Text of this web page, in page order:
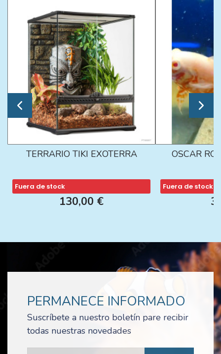
TERRARIO TIKI EXOTERRA
Fuera de stock
130,00 €
OSCAR
Fuera de stock
PERMANECE INFORMADO
Suscríbete a nuestro boletín pare recibir
todas nuestras novedades